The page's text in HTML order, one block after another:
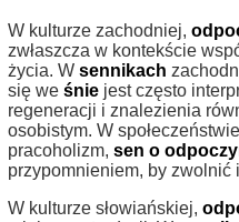
W kulturze zachodniej,
zwłaszcza w kontekście
życia. W sennikach
się we śnie jest często
regeneracji i znalezienia
osobistym. W
pracoholizm, sen o
przypomnieniem, by zwolnić
W kulturze słowiańskiej,